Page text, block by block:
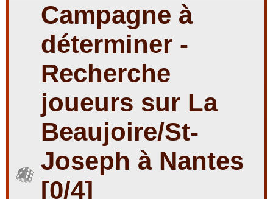
Campagne à
déterminer -
Recherche
joueurs sur La
Beaujoire/St-
Joseph à Nantes
[0/4]